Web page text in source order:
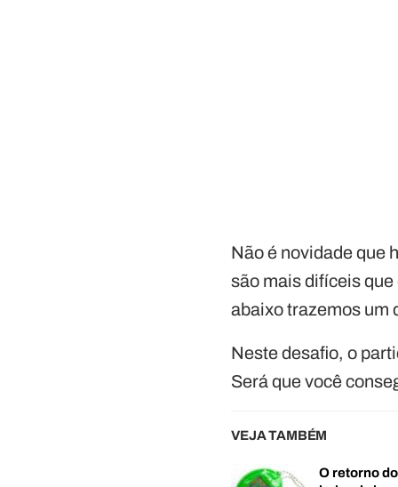
Não é novidade que
são mais difíceis
abaixo trazemos um
Neste desafio, o
Será que você
VEJA TAMBÉM
O retorno